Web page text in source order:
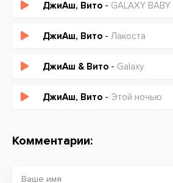
ДжиАш, Вито - GALAXY BABY
ДжиАш, Вито - Лакоста
ДжиАш & Вито - Galaxy
ДжиАш, Вито - Этой ночью
Комментарии: